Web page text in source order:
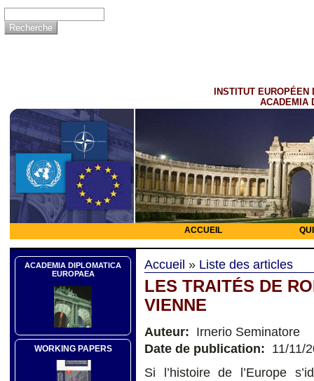
INSTITUT EUROPÉEN
ACADEMIA
ACCUEIL
ACADEMIA DIPLOMATICA
EUROPAEA
WORKING PAPERS
Accueil » Liste des articles
LES TRAITÉS DE
VIENNE
Auteur: Irnerio Seminatore
Date de publication: 11/11/
Si l’histoire de l’Europe